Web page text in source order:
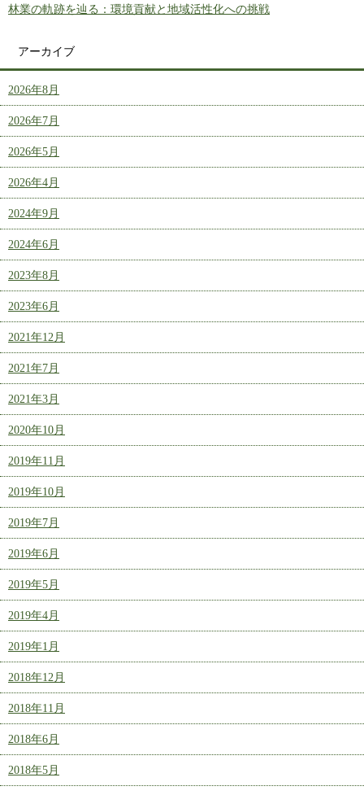
林業の軌跡を辿る：環境貢献と地域活性化への挑戦
アーカイブ
2026年8月
2026年7月
2026年5月
2026年4月
2024年9月
2024年6月
2023年8月
2023年6月
2021年12月
2021年7月
2021年3月
2020年10月
2019年11月
2019年10月
2019年7月
2019年6月
2019年5月
2019年4月
2019年1月
2018年12月
2018年11月
2018年6月
2018年5月